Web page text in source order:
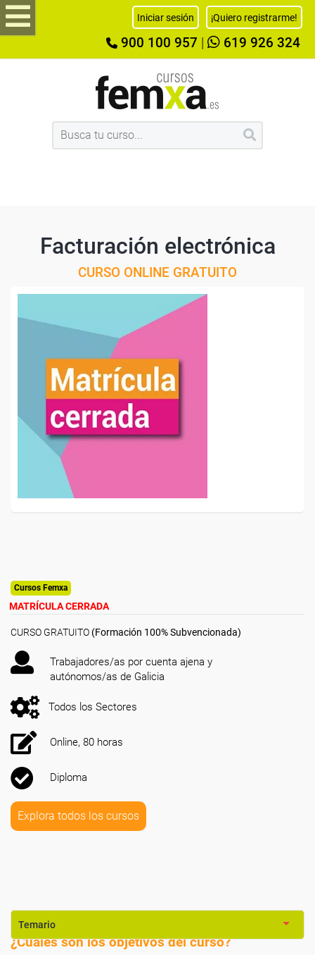
Iniciar sesión ¡Quiero registrarme!
900 100 957 619 926 324
Facturación electrónica
CURSO ONLINE GRATUITO
Cursos Femxa
MATRÍCULA CERRADA
CURSO GRATUITO (Formación 100% Subvencionada)
Trabajadores/as por cuenta ajena y
autónomos/as de Galicia
Todos los Sectores
Online, 80 horas
Diploma
Explora todos los cursos
Temario
¿Cuáles son los objetivos del curso?